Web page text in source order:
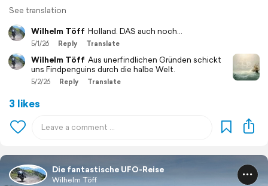
See translation
Wilhelm Töff Holland. DAS auch noch...
5/1/26 Reply Translate
Wilhelm Töff Aus unerfindlichen Gründen schickt
uns Findpenguins durch die halbe Welt.
5/2/26 Reply Translate
3 likes
Die fantastische UFO-Reise
Wilhelm Töff